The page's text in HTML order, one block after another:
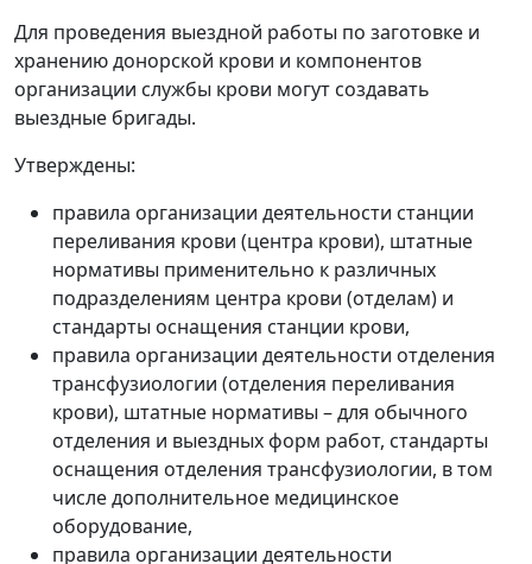
Для проведения выездной работы по заготовке и
хранению донорской крови и компонентов
организации службы крови могут создавать
выездные бригады.
Утверждены:
правила организации деятельности станции
переливания крови (центра крови), штатные
нормативы применительно к различных
подразделениям центра крови (отделам) и
стандарты оснащения станции крови,
правила организации деятельности отделения
трансфузиологии (отделения переливания
крови), штатные нормативы – для обычного
отделения и выездных форм работ, стандарты
оснащения отделения трансфузиологии, в том
числе дополнительное медицинское
оборудование,
правила организации деятельности